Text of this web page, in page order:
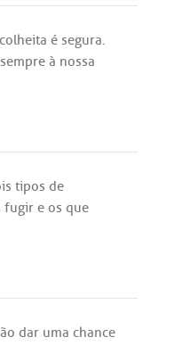
colheita é segura.
sempre à nossa
tipos de
fugir e os que
dar uma chance